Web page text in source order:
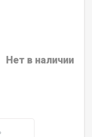
Нет в наличии